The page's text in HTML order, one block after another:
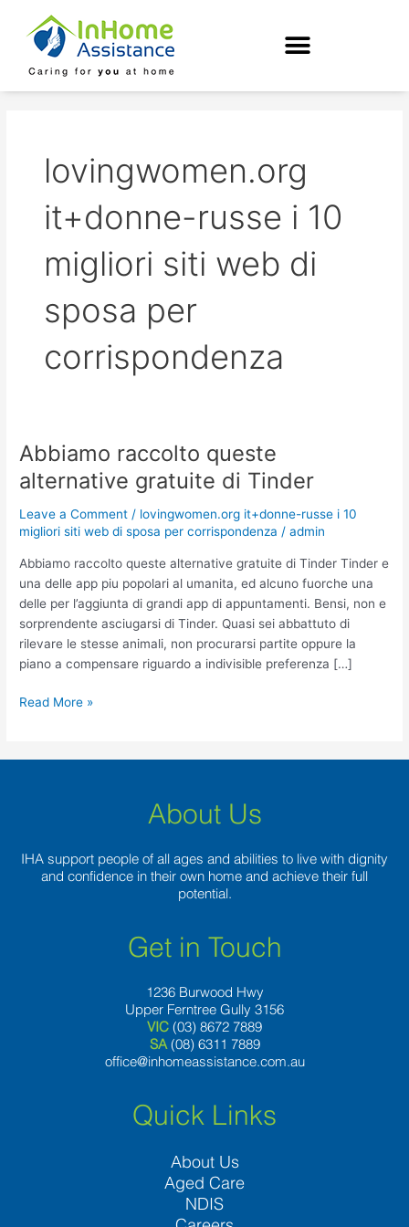
content
lovingwomen.org
it+donne-russe i 10
migliori siti web di
sposa per
corrispondenza
Abbiamo raccolto queste
alternative gratuite di Tinder
Leave a Comment / lovingwomen.org it+donne-russe i 10
migliori siti web di sposa per corrispondenza /admin
Abbiamo raccolto queste alternative gratuite di Tinder Tinder e
una delle app piu popolari al umanita, ed alcuno fuorche una
delle per l’aggiunta di grandi app di appuntamenti. Bensi, non e
sorprendente asciugarsi di Tinder. Quasi sei abbattuto di
rilevare le stesse animali, non procurarsi partite oppure la
piano a compensare riguardo a indivisible preferenza […]
Abbiamo
raccolto
queste
alternative
gratuite
Tinder
Read More »
About Us
IHA support people of all ages and abilities to live with dignity
and confidence in their own home and achieve their full
potential.
Get in Touch
1236 Burwood Hwy
Upper Ferntree Gully 3156
VIC (03) 8672 7889
SA (08) 6311 7889
office@inhomeassistance.com.au
Quick Links
About Us
Aged Care
NDIS